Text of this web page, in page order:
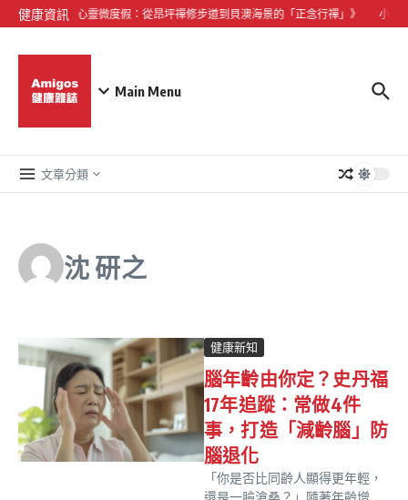
Skip to content
健康資訊
《大嶼山心靈微度假：從昂坪禪修步道到貝澳海景的「正念行禪」》 小型
Main Menu
文章分類
沈 研之
健康新知
腦年齡由你定？史丹福
17年追蹤：常做4件
事，打造「減齡腦」防
腦退化
「你是否比同齡人顯得更年輕，
還是一臉滄桑？」隨著年齡增